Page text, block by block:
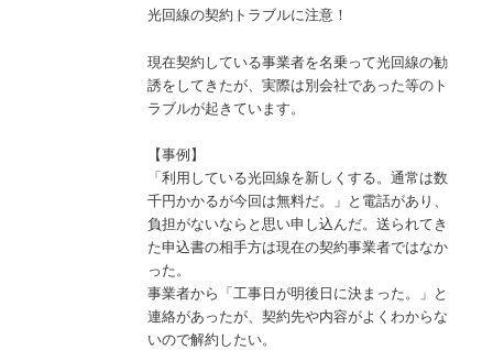
光回線の契約トラブルに注意！
現在契約している事業者を名乗って光回線の勧
誘をしてきたが、実際は別会社であった等のト
ラブルが起きています。
【事例】
「利用している光回線を新しくする。通常は数
千円かかるが今回は無料だ。」と電話があり、
負担がないならと思い申し込んだ。送られてき
た申込書の相手方は現在の契約事業者ではなか
った。
事業者から「工事日が明後日に決まった。」と
連絡があったが、契約先や内容がよくわからな
いので解約したい。